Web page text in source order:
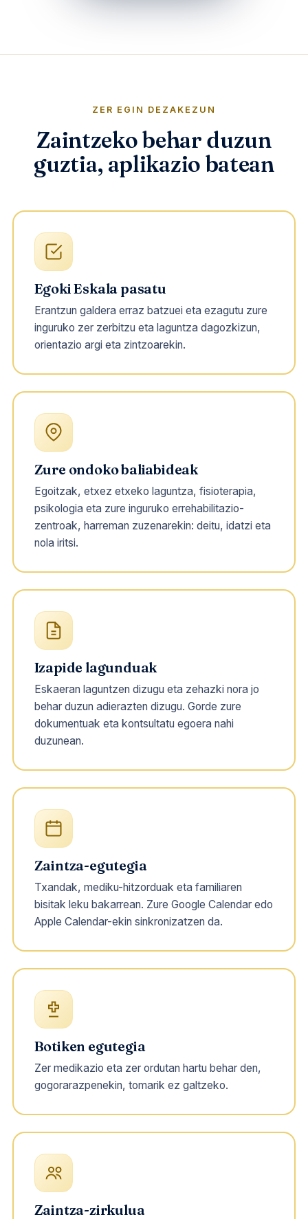
ZER EGIN DEZAKEZUN
Zaintzeko behar duzun
guztia, aplikazio batean
Egoki Eskala pasatu
Erantzun galdera erraz batzuei eta ezagutu zure
inguruko zer zerbitzu eta laguntza dagozkizun,
orientazio argi eta zintzoarekin.
Zure ondoko baliabideak
Egoitzak, etxez etxeko laguntza, fisioterapia,
psikologia eta zure inguruko errehabilitazio-
zentroak, harreman zuzenarekin: deitu, idatzi eta
nola iritsi.
Izapide lagunduak
Eskaeran laguntzen dizugu eta zehazki nora jo
behar duzun adierazten dizugu. Gorde zure
dokumentuak eta kontsultatu egoera nahi
duzunean.
Zaintza-egutegia
Txandak, mediku-hitzorduak eta familiaren
bisitak leku bakarrean. Zure Google Calendar edo
Apple Calendar-ekin sinkronizatzen da.
Botiken egutegia
Zer medikazio eta zer ordutan hartu behar den,
gogorarazpenekin, tomarik ez galtzeko.
Zaintza-zirkulua